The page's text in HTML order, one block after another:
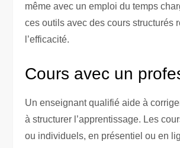
même avec un emploi du temps
ces outils avec des cours structurés
l’efficacité.
Cours avec un
Un enseignant qualifié aide à
à structurer l’apprentissage. Les
ou individuels, en présentiel ou en